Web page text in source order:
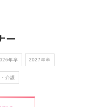
ー
年卒 2027年卒
介護